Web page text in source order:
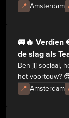
📍 Amsterdam
🚐🔥 Verdien
de slag als
Ben jij sociaal,
het voortouw?
📍 Amsterdam